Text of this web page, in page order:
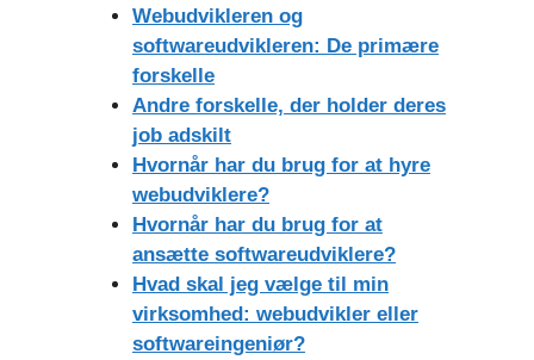
Webudvikleren og
softwareudvikleren: De primære
forskelle
Andre forskelle, der holder deres
job adskilt
Hvornår har du brug for at hyre
webudviklere?
Hvornår har du brug for at
ansætte softwareudviklere?
Hvad skal jeg vælge til min
virksomhed: webudvikler eller
softwareingeniør?